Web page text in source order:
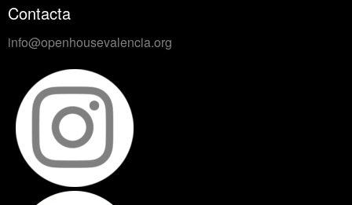
Contacta
info@openhousevalencia.org